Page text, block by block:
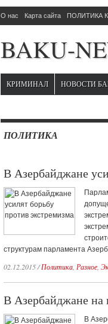
О нас Карта сайта ПОЛИТИКА
BAKU-
КРИМИНАЛ НОВОСТИ
ПОЛИТИКА
В Азербайджане
структурам парламента
02.12.2015/Политика Разное
В Азербайджане на
В